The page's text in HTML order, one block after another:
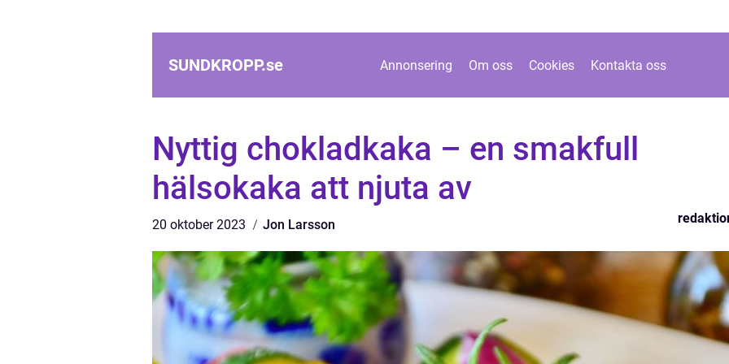
SUNDKROPP.se Annonsering Om oss Cookies Kontakta oss
Nyttig chokladkaka – en smakfull
hälsokaka att njuta av
20 oktober 2023 Jon Larsson